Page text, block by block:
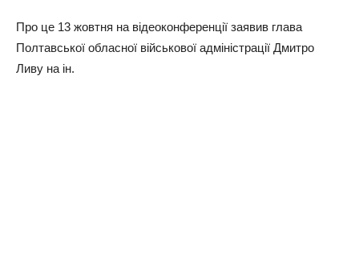
Про це 13 жовтня на відеоконференції заявив глава
Полтавської обласної військової адміністрації Дмитро
Ливу на iн.